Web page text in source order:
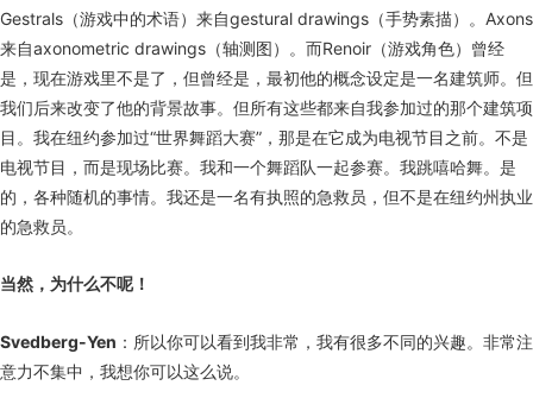
Gestrals（游戏中的术语）来自gestural drawings（手势素描）。Axons
来自axonometric drawings（轴测图）。而Renoir（游戏角色）曾经
是，现在游戏里不是了，但曾经是，最初他的概念设定是一名建筑师。但
我们后来改变了他的背景故事。但所有这些都来自我参加过的那个建筑项
目。我在纽约参加过“世界舞蹈大赛”，那是在它成为电视节目之前。不是
电视节目，而是现场比赛。我和一个舞蹈队一起参赛。我跳嘻哈舞。是
的，各种随机的事情。我还是一名有执照的急救员，但不是在纽约州执业
的急救员。
当然，为什么不呢！
Svedberg-Yen ：所以你可以看到我非常，我有很多不同的兴趣。非常注
意力不集中，我想你可以这么说。